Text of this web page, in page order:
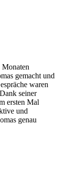
gemacht und
waren
seiner
ersten Mal
und
genau